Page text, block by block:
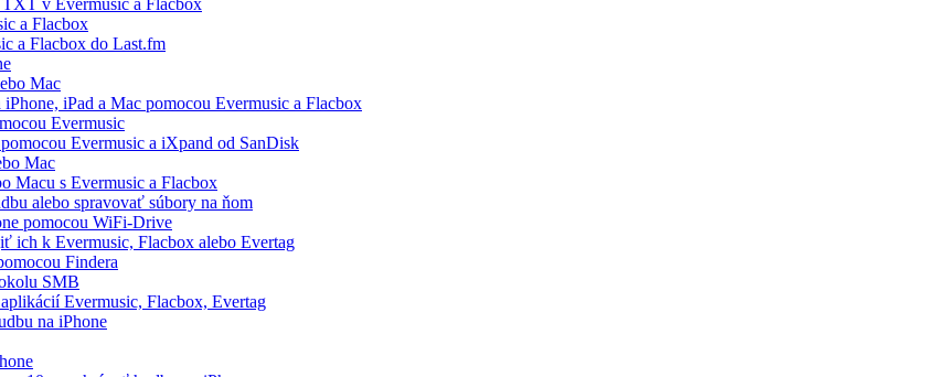
v Evermusic a Flacbox
a Flacbox
a Flacbox do Last.fm
Mac
iPad a Mac pomocou Evermusic a Flacbox
Evermusic
Evermusic a iXpand od SanDisk
Mac
Macu s Evermusic a Flacbox
alebo spravovať súbory na ňom
pomocou WiFi-Drive
ich k Evermusic, Flacbox alebo Evertag
Findera
SMB
Evermusic, Flacbox, Evertag
na iPhone